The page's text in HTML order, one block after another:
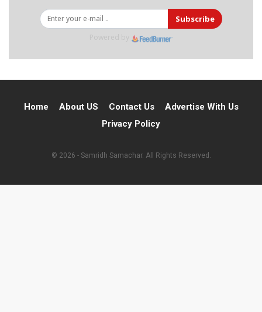
Subscribe
Home About US Contact Us
Advertise With Us
Privacy Policy
© 2026 - Samridh Samachar. All Rights Reserved.